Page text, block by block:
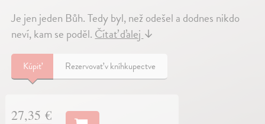
Je jen jeden Bůh. Tedy byl, než odešel a dodnes nikdo
neví, kam se poděl.Čítať ďalej↓
Kúpiť Rezervovať v kníhkupectve
27,35 €